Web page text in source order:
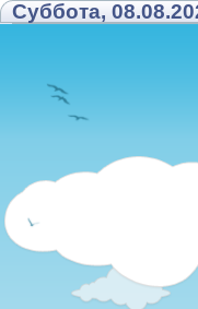
Суббота,